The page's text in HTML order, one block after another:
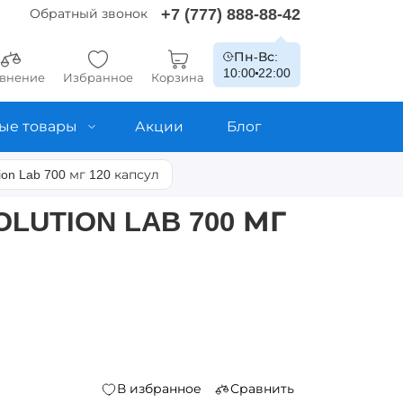
Обратный звонок +7 (777) 888-88-42
Избранное Корзина
Пн-Вс:
10:00 22:00
товары Акции Блог
Lab 700 мг 120 капсул
LAB 700 МГ
В избранное Сравнить